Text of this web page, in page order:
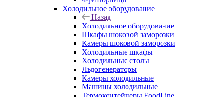
Холодильное оборудование
Назад
Холодильное оборудование
Шкафы шоковой заморозки
Камеры шоковой заморозки
Холодильные шкафы
Холодильные столы
Льдогенераторы
Камеры холодильные
Машины холодильные
Термоконтейнеры FoodLine